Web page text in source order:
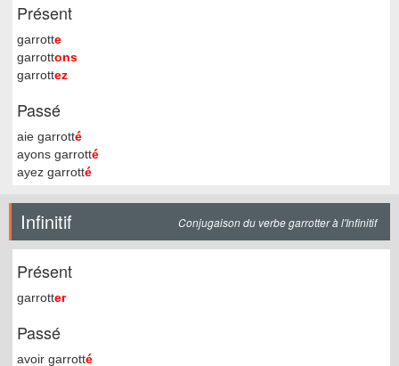
Présent
garrotte
garrottons
garrottez
Passé
aie garrotté
ayons garrotté
ayez garrotté
Infinitif Conjugaison du verbe garrotter à l'Infinitif
Présent
garrotter
Passé
avoir garrotté